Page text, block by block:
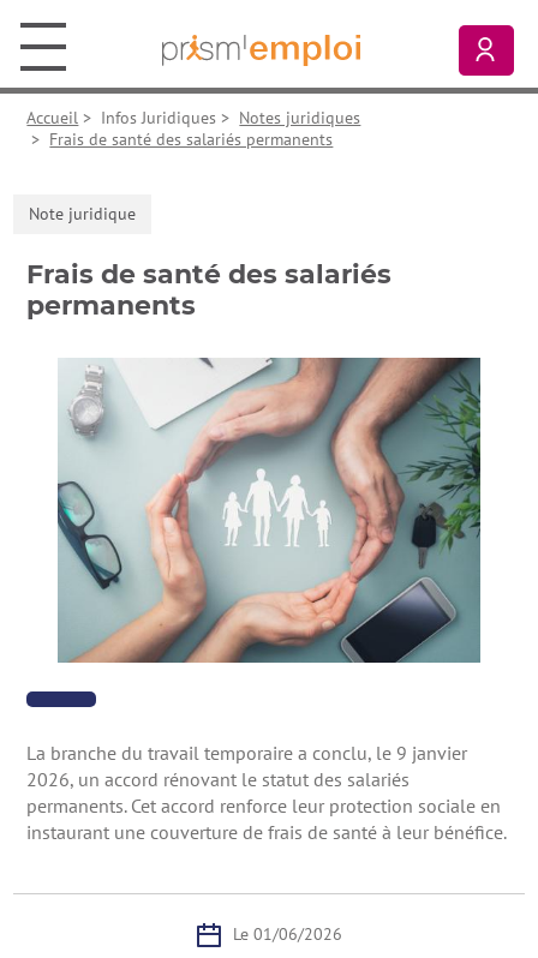
Prism’emploi, retour à l'accueil
Accueil > Infos Juridiques > Notes juridiques
> Frais de santé des salariés permanents
Note juridique
Frais de santé des salariés
permanents
La branche du travail temporaire a conclu, le 9 janvier
2026, un accord rénovant le statut des salariés
permanents. Cet accord renforce leur protection sociale en
instaurant une couverture de frais de santé à leur bénéfice.
Le 01/06/2026